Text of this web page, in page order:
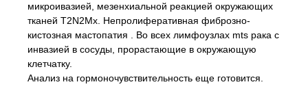
микроивазией, мезенхиальной реакцией окружающих
тканей T2N2Mх. Непролиферативная фиброзно-
кистозная мастопатия . Во всех лимфоузлах mts рака с
инвазией в сосуды, прорастающие в окружающую
клетчатку.
Анализ на гормоночувствительность еще готовится.